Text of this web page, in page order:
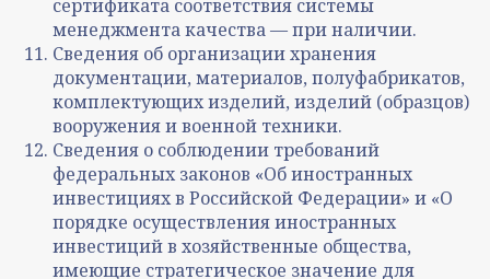
сертификата соответствия системы
менеджмента качества — при наличии.
Сведения об организации хранения
документации, материалов, полуфабрикатов,
комплектующих изделий, изделий (образцов)
вооружения и военной техники.
Сведения о соблюдении требований
федеральных законов «Об иностранных
инвестициях в Российской Федерации» и «О
порядке осуществления иностранных
инвестиций в хозяйственные общества,
имеющие стратегическое значение для